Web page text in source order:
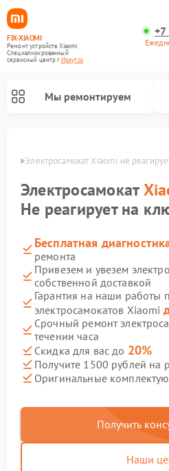
FIX-XIAOMI
Ремонт устройств Xiaomi
Специализированный
cервисный центр г.Иркутск
Мы ремонтируем
Электросамокат Xiaomi не
Электросамокат
Не реагирует на
Бесплатная
ремонта
Привезем и увезем
собственной доставкой
Гарантия на наши работы
электросамокатов Xiaomi
Срочный ремонт
течении часа
Скидка для вас до 20%
Получите 1500 рублей на
Оригинальные
Получить
Наши